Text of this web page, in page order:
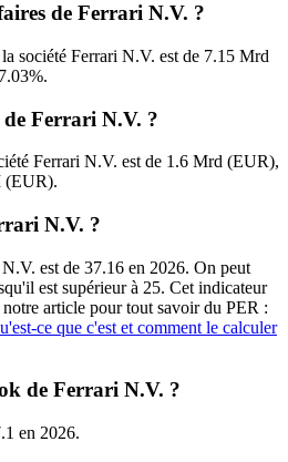
de Ferrari N.V. ?
société Ferrari N.V. est de 7.15 Mrd
de Ferrari N.V. ?
Ferrari N.V. est de 1.6 Mrd (EUR),
(EUR).
N.V. ?
est de 37.16 en 2026. On peut
est supérieur à 25. Cet indicateur
notre article pour tout savoir du PER :
ce que c'est et comment le calculer
de Ferrari N.V. ?
en 2026.